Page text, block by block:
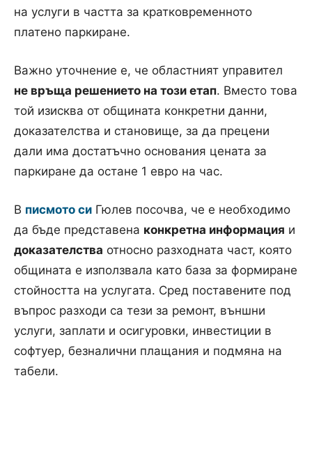
на услуги в частта за кратковременното
платено паркиране.
Важно уточнение е, че областният управител
не връща решението на този етап. Вместо това
той изисква от общината конкретни данни,
доказателства и становище, за да прецени
дали има достатъчно основания цената за
паркиране да остане 1 евро на час.
В писмото си Гюлев посочва, че е необходимо
да бъде представена конкретна информация и
доказателства относно разходната част, която
общината е използвала като база за формиране
стойността на услугата. Сред поставените под
въпрос разходи са тези за ремонт, външни
услуги, заплати и осигуровки, инвестиции в
софтуер, безналични плащания и подмяна на
табели.